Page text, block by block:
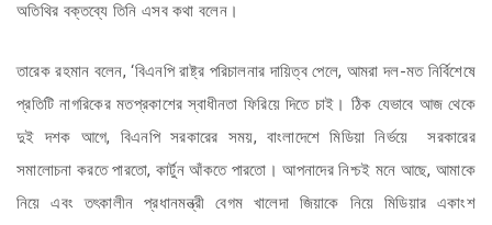
অতিথির বক্তব্যে তিনি এসব কথা বলেন।
তারেক রহমান বলেন, ‘বিএনপি রাষ্ট্র পরিচালনার দায়িত্ব পেলে, আমরা দল-মত নির্বিশেষে
প্রতিটি নাগরিকের মতপ্রকাশের স্বাধীনতা ফিরিয়ে দিতে চাই। ঠিক যেভাবে আজ থেকে
দুই দশক আগে, বিএনপি সরকারের সময়, বাংলাদেশে মিডিয়া নির্ভয়ে সরকারের
সমালোচনা করতে পারতো, কার্টুন আঁকতে পারতো। আপনাদের নিশ্চই মনে আছে, আমাকে
নিয়ে এবং তৎকালীন প্রধানমন্ত্রী বেগম খালেদা জিয়াকে নিয়ে মিডিয়ার একাংশ